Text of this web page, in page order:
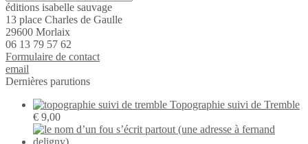
éditions isabelle sauvage
13 place Charles de Gaulle
29600 Morlaix
06 13 79 57 62
Formu­laire de contact
email
Dernières parutions
Topographie suivi de Tremble
€ 9,00